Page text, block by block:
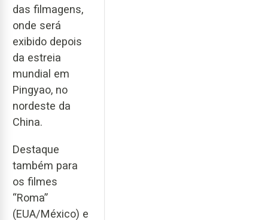
das filmagens,
onde será
exibido depois
da estreia
mundial em
Pingyao, no
nordeste da
China.
Destaque
também para
os filmes
“Roma”
(EUA/México) e